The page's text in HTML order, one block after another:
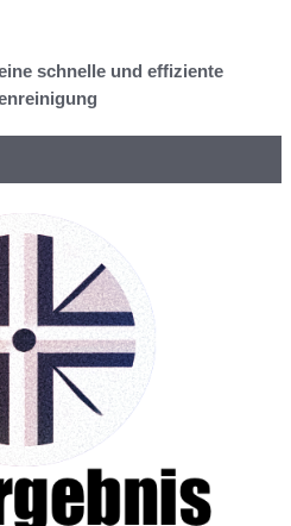
schnelle und effiziente